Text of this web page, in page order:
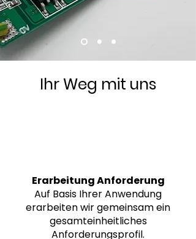
Ihr Weg mit uns
Erarbeitung Anforderung
Auf Basis Ihrer Anwendung
erarbeiten wir gemeinsam ein
gesamteinheitliches
Anforderungsprofil.